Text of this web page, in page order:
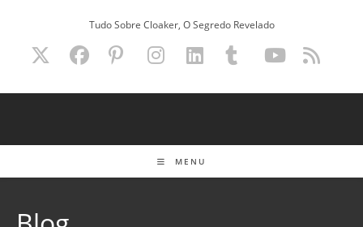
Tudo Sobre Cloaker, O Segredo Revelado
MENU